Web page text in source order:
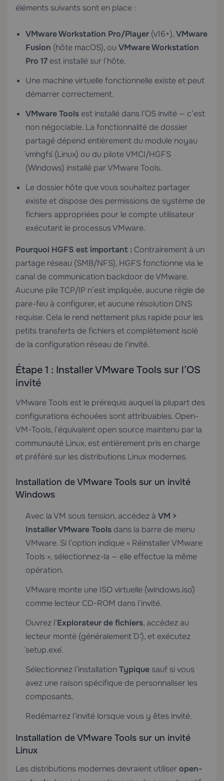
éléments suivants sont en place :
VMware Workstation Pro/Player (v16+),VMware
Fusion (hôte macOS), ou VMware Workstation
Pro 17 est installé sur l’hôte.
Une machine virtuelle fonctionnelle existe et peut
démarrer correctement.
VMware Tools est installé dans l’OS invité — c’est
non négociable. La fonctionnalité de dossier
partagé dépend entièrement du module noyau
`vmhgfs` (Linux) ou du pilote VMCI/HGFS
(Windows) installé par VMware Tools.
Le dossier hôte que vous souhaitez partager
existe et dispose des permissions de système de
fichiers appropriées pour le compte utilisateur
exécutant le processus VMware.
Pourquoi HGFS est important : Contrairement à un
partage réseau (SMB/NFS), HGFS fonctionne via le
canal de communication backdoor de VMware.
Aucune pile TCP/IP n’est impliquée, aucune règle de
pare-feu à configurer, et aucune résolution DNS
requise. Cela le rend nettement plus rapide pour les
petits transferts de fichiers et complètement isolé
de la configuration réseau de l’invité.
Étape 1 : Installer VMware Tools sur l’OS
invité
VMware Tools est le prérequis auquel la plupart des
configurations échouées sont attribuables. Open-
VM-Tools, l’équivalent open source maintenu par la
communauté Linux, est entièrement pris en charge
et préféré sur les distributions Linux modernes.
Installation de VMware Tools sur un invité
Windows
Avec la VM sous tension, accédez à VM >
Installer VMware Tools dans la barre de menu
VMware. Si l’option indique « Réinstaller VMware
Tools », sélectionnez-la — elle effectue la même
opération.
VMware monte une ISO virtuelle (`windows.iso`)
comme lecteur CD-ROM dans l’invité.
Ouvrez l’Explorateur de fichiers, accédez au
lecteur monté (généralement `D:`), et exécutez
`setup.exe`.
Sélectionnez l’installationTypique sauf si vous
avez une raison spécifique de personnaliser les
composants.
Redémarrez l’invité lorsque vous y êtes invité.
Installation de VMware Tools sur un invité
Linux
Les distributions modernes devraient utiliseropen-